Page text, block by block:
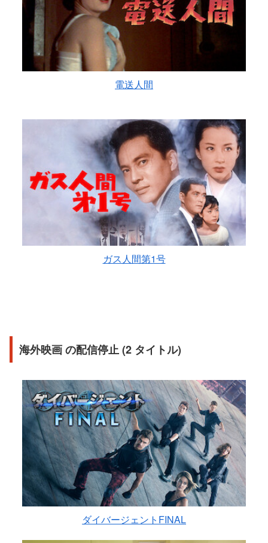
電送人間
ガス人間第1号
海外映画 の配信停止 (2 タイトル)
ダイバージェントFINAL